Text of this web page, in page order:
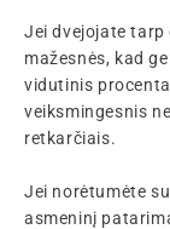
Jei dvejojate tarp
mažesnės, kad
vidutinis
veiksmingesnis
retkarčiais.
Jei norėtumėte
asmeninį